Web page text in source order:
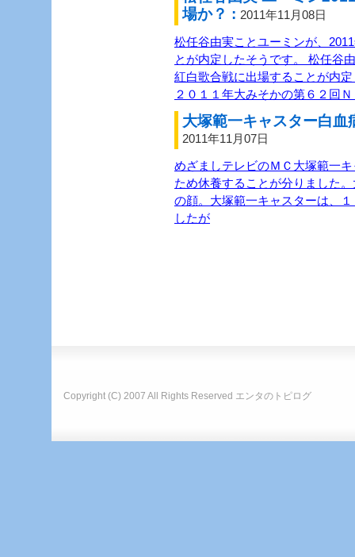
場か？ : 2011年11月08日
松任谷由実ことユーミンが、
とが内定したそうです。 松任谷
紅白歌合戦に出場することが内
２０１１年大みそかの第６２回
大塚範一キャスター白血
2011年11月07日
めざましテレビのＭＣ大塚範一
ため休養することが分りました
の顔。大塚範一キャスターは、
したが
Copyright (C) 2007 All Rights Reserved エンタのトピログ